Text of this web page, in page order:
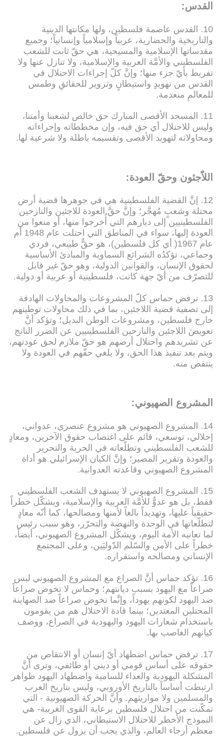
القدس:
10. القدس عاصمة فلسطين، ولها مكانتها الدينية
والتاريخية والحضارية، عربياً وإسلامياً وإنسانياً؛ وجميع
مقدساتها الإسلامية والمسيحية، هي حقّ ثابت للشعب
الفلسطيني والأمَّة العربية والإسلامية، ولا تنازل عنها ولا
تفريط بأيّ جزء منها؛ وإنَّ كلّ إجراءات الاحتلال في
القدس من تهويدٍ واستيطانٍ وتزوير للحقائقِ وطمس
للمعالمِ منعدمة.
11. المسجد الأقصى المبارك حق خالص لشعبنا وأمتنا،
وليس للاحتلال أي حق فيه، وإن مخططاته وإجراءاته
ومحاولاته لتهويد الأقصى وتقسيمه باطلة ولا شرعية لها.
اللاّجئون وحقّ العودة:
12. إنَّ القضية الفلسطينية هي في جوهرها قضية أرض
محتلة وشعبٍ مُهجَّر؛ وإنَّ حقَّ العودة للاجئين والنازحين
الفلسطينيين إلى ديارهم التي أُخرجوا منها، أو منعوا من
العودة إليها، سواء في المناطق التي احتلت عام 1948 أم
عام 1967( أي كل فلسطين)، هو حقٌّ طبيعي، فردي
وجماعي، تؤكدُه الشرائع السماوية والمبادئ الأساسية
لحقوق الإنسان، والقوانين الدولية، وهو حقّ غير قابل
للتصرّف من أيّ جهة كانت، فلسطينية أو عربية أو دولية.
13. ترفض حماس كلّ المشروعات والمحاولات الهادفة
إلى تصفية قضية اللاجئين، بما في ذلك محاولات توطينهم
خارج فلسطين، ومشروعات الوطن البديل؛ وتؤكد أنَّ
تعويضَ اللاجئين والنازحين الفلسطينيين عن الضرر الناتج
عن تشريدهم واحتلال أرضهم هو حقّ ملازم لحق عودتهم،
ويتم بعد تنفيذ هذا الحق، ولا يلغي حقّهم في العودة ولا
ينتقص منه.
المشروع الصهيوني:
14. المشروع الصهيوني هو مشروع عنصري، عدواني،
إحلالي، توسعي، قائم على اغتصاب حقوق الآخرين، ومعادٍ
للشعب الفلسطيني وتطلّعاته في الحرية والتحرير
والعودة وتقرير المصير؛ وإنَّ الكيان الإسرائيلي هو أداة
المشروع الصهيوني وقاعدته العدوانية.
15. المشروع الصهيوني لا يستهدف الشعب الفلسطيني
فقط، بل هو عدوٌّ للأمَّة العربية والإسلامية، ويشكّل خطراً
حقيقياً عليها، وتهديداً بالغاً لأمنها ومصالحها، كما أنّه معادٍ
لتطلّعاتها في الوحدة والنهضة والتحرّر، وهو سبب رئيس
لما تعانيه الأمة اليوم، ويشكّل المشروع الصهيوني، أيضاً،
خطراً على الأمن والسّلم الدّوليَين، وعلى المجتمع
الإنساني ومصالحه واستقراره.
16. تؤكد حماس أنَّ الصراع مع المشروع الصهيوني ليس
صراعاً مع اليهود بسبب ديانتهم؛ وحماس لا تخوض صراعاً
ضد اليهود لكونهم يهوداً، وإنَّما تخوض صراعاً ضد الصهاينة
المحتلين المعتدين؛ بينما قادة الاحتلال هم من يقومون
باستخدام شعارات اليهود واليهودية في الصراع، ووصف
كيانهم الغاصب بها.
17. ترفض حماس اضطهاد أيّ إنسان أو الانتقاص من
حقوقه على أساس قومي أو ديني أو طائفي، وترى أنَّ
المشكلة اليهودية والعداء للسامية واضطهاد اليهود ظواهر
ارتبطت أساساً بالتاريخ الأوروبي، وليس بتاريخ العرب
والمسلمين ولا مواريثهم. وأنَّ الحركة الصهيونية - التي
تمكّنت من احتلال فلسطين برعاية القوى الغربية- هي
النموذج الأخطر للاحتلال الاستيطاني، الذي زال عن
معظم أرجاء العالم، والذي يجب أن يزول عن فلسطين.